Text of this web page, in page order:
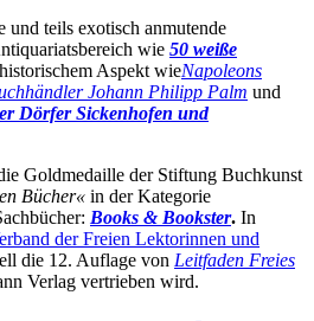
und teils exotisch anmutende
wie 50 weiße
Aspekt wieNapoleons
Johann Philipp Palm und
Dörfer Sickenhofen und
Goldmedaille der Stiftung Buchkunst
Bücher« in der Kategorie
Books & Bookster. In
der Freien Lektorinnen und
die 12. Auflage von Leitfaden Freies
Verlag vertrieben wird.